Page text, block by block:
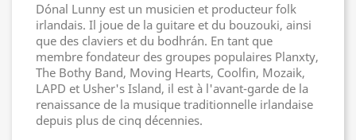
Dónal Lunny est un musicien et producteur folk
irlandais. Il joue de la guitare et du bouzouki, ainsi
que des claviers et du bodhrán. En tant que
membre fondateur des groupes populaires Planxty,
The Bothy Band, Moving Hearts, Coolfin, Mozaik,
LAPD et Usher's Island, il est à l'avant-garde de la
renaissance de la musique traditionnelle irlandaise
depuis plus de cinq décennies.